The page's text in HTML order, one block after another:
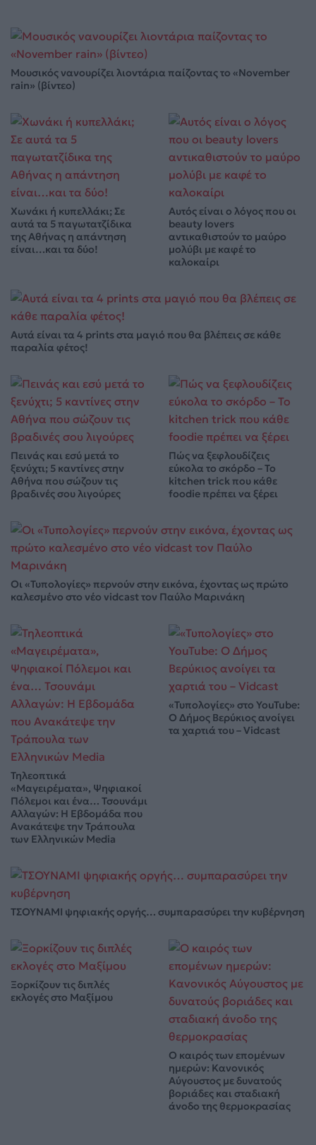
Μουσικός νανουρίζει λιοντάρια παίζοντας το «November
rain» (βίντεο)
Χωνάκι ή κυπελλάκι; Σε
αυτά τα 5 παγωτατζίδικα
της Αθήνας η απάντηση
είναι…και τα δύο!
Αυτός είναι ο λόγος που οι
beauty lovers
αντικαθιστούν το μαύρο
μολύβι με καφέ το
καλοκαίρι
Αυτά είναι τα 4 prints στα μαγιό που θα βλέπεις σε κάθε
παραλία φέτος!
Πεινάς και εσύ μετά το
ξενύχτι; 5 καντίνες στην
Αθήνα που σώζουν τις
βραδινές σου λιγούρες
Πώς να ξεφλουδίζεις
εύκολα το σκόρδο – Το
kitchen trick που κάθε
foodie πρέπει να ξέρει
Οι «Τυπολογίες» περνούν στην εικόνα, έχοντας ως πρώτο
καλεσμένο στο νέο vidcast τον Παύλο Μαρινάκη
Τηλεοπτικά
«Μαγειρέματα», Ψηφιακοί
Πόλεμοι και ένα… Τσουνάμι
Αλλαγών: Η Εβδομάδα που
Ανακάτεψε την Τράπουλα
των Ελληνικών Media
«Τυπολογίες» στο YouTube:
Ο Δήμος Βερύκιος ανοίγει
τα χαρτιά του – Vidcast
ΤΣΟΥΝΑΜΙ ψηφιακής οργής… συμπαρασύρει την κυβέρνηση
Ξορκίζουν τις διπλές
εκλογές στο Μαξίμου
Ο καιρός των επομένων
ημερών: Κανονικός
Αύγουστος με δυνατούς
βοριάδες και σταδιακή
άνοδο της θερμοκρασίας